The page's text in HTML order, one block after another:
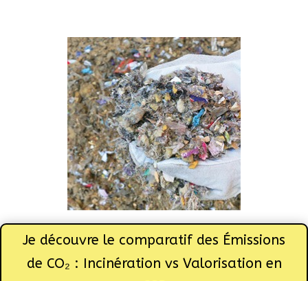
Je découvre le comparatif des Émissions
de CO₂ : Incinération vs Valorisation en